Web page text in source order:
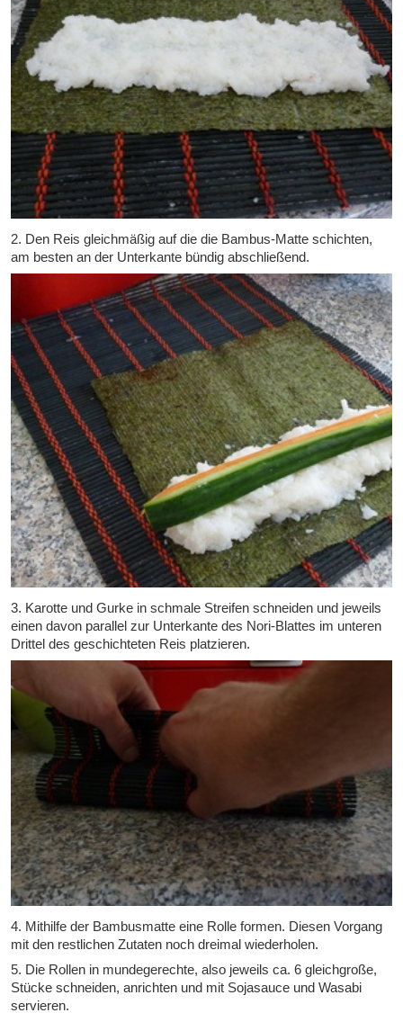
2. Den Reis gleichmäßig auf die die Bambus-Matte schichten,
am besten an der Unterkante bündig abschließend.
3. Karotte und Gurke in schmale Streifen schneiden und jeweils
einen davon parallel zur Unterkante des Nori-Blattes im unteren
Drittel des geschichteten Reis platzieren.
4. Mithilfe der Bambusmatte eine Rolle formen. Diesen Vorgang
mit den restlichen Zutaten noch dreimal wiederholen.
5. Die Rollen in mundegerechte, also jeweils ca. 6 gleichgroße,
Stücke schneiden, anrichten und mit Sojasauce und Wasabi
servieren.